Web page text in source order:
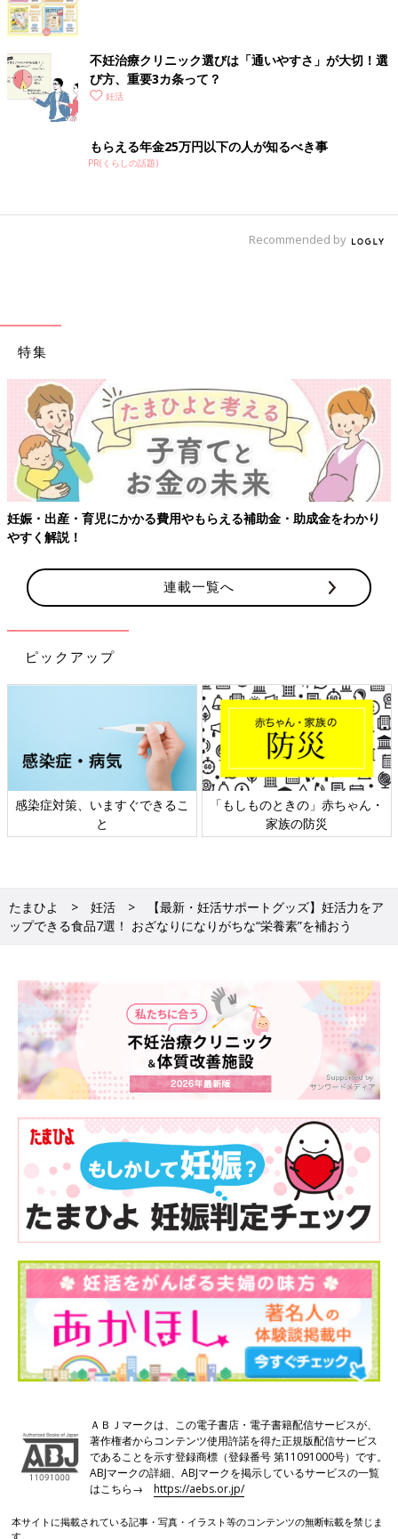
不妊治療クリニック選びは「通いやすさ」が大切！選
び方、重要3カ条って？
妊活
もらえる年金25万円以下の人が知るべき事
PR(くらしの話題)
Recommended by
特集
【ワクチン接種できるものも】妊婦の感染症対策、知っておいて！
連載一覧へ
ピックアップ
日本外来小児科学会リーフレッ
ト検討会
六星占術 細木かおりさんの人生
相談
たまひよ 妊活
【最新・妊活サポートグッズ】妊活力をア
ップできる食品7選！ おざなりになりがちな“栄養素”を補おう
ＡＢＪマークは、この電子書店・電子書籍配信サービスが、
著作権者からコンテンツ使用許諾を得た正規版配信サービス
であることを示す登録商標（登録番号 第11091000号）です。
ABJマークの詳細、ABJマークを掲示しているサービスの一覧
はこちら→https://aebs.or.jp/
本サイトに掲載されている記事・写真・イラスト等のコンテンツの無断転載を禁じま
す。